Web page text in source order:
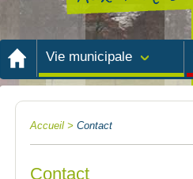
Accueil
Vie municipale
Actes administratifs
Démarches administratives
Accueil >Contact
Contact